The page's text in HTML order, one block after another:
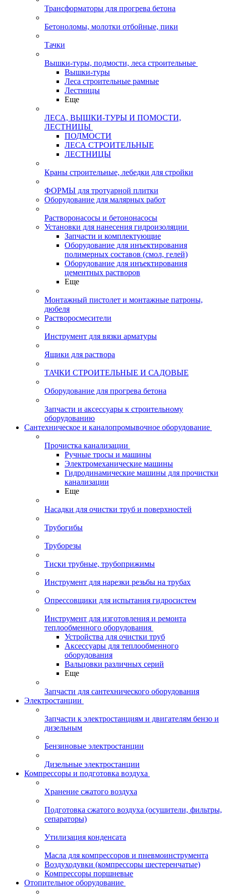
Трансформаторы для прогрева бетона
Бетоноломы, молотки отбойные, пики
Тачки
Вышки-туры, подмости, леса строительные
Вышки-туры
Леса строительные рамные
Лестницы
Еще
ЛЕСА, ВЫШКИ-ТУРЫ И ПОМОСТИ,
ЛЕСТНИЦЫ
ПОДМОСТИ
ЛЕСА СТРОИТЕЛЬНЫЕ
ЛЕСТНИЦЫ
Краны строительные, лебедки для стройки
ФОРМЫ для тротуарной плитки
Оборудование для малярных работ
Растворонасосы и бетононасосы
Установки для нанесения гидроизоляции
Запчасти и комплектующие
Оборудование для инъектирования
полимерных составов (смол, гелей)
Оборудование для инъектирования
цементных растворов
Еще
Монтажный пистолет и монтажные патроны,
дюбеля
Растворосмесители
Инструмент для вязки арматуры
Ящики для раствора
ТАЧКИ СТРОИТЕЛЬНЫЕ И САДОВЫЕ
Оборудование для прогрева бетона
Запчасти и аксессуары к строительному
оборудованию
Сантехническое и каналопромывочное оборудование
Прочистка канализации
Ручные тросы и машины
Электромеханические машины
Гидродинамические машины для прочистки
канализации
Еще
Насадки для очистки труб и поверхностей
Трубогибы
Труборезы
Тиски трубные, трубоприжимы
Инструмент для нарезки резьбы на трубах
Опрессовщики для испытания гидросистем
Инструмент для изготовления и ремонта
теплообменного оборудования
Устройства для очистки труб
Аксессуары для теплообменного
оборудования
Вальцовки различных серий
Еще
Запчасти для сантехнического оборудования
Электростанции
Запчасти к электростанциям и двигателям бензо и
дизельным
Бензиновые электростанции
Дизельные электростанции
Компрессоры и подготовка воздуха
Хранение сжатого воздуха
Подготовка сжатого воздуха (осушители, фильтры,
сепараторы)
Утилизация конденсата
Масла для компрессоров и пневмоинструмента
Воздуходувки (компрессоры шестеренчатые)
Компрессоры поршневые
Отопительное оборудование